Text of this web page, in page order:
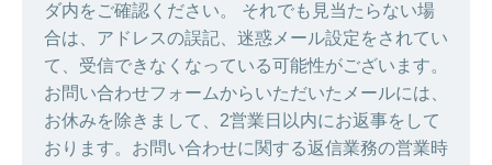
ダ内をご確認ください。 それでも見当たらない場
合は、アドレスの誤記、迷惑メール設定をされてい
て、受信できなくなっている可能性がございます。
お問い合わせフォームからいただいたメールには、
お休みを除きまして、2営業日以内にお返事をして
おります。お問い合わせに関する返信業務の営業時